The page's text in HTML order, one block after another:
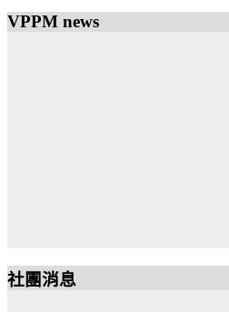
VPPM news
社團消息